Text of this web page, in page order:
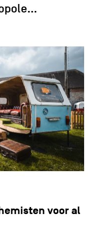
voor al